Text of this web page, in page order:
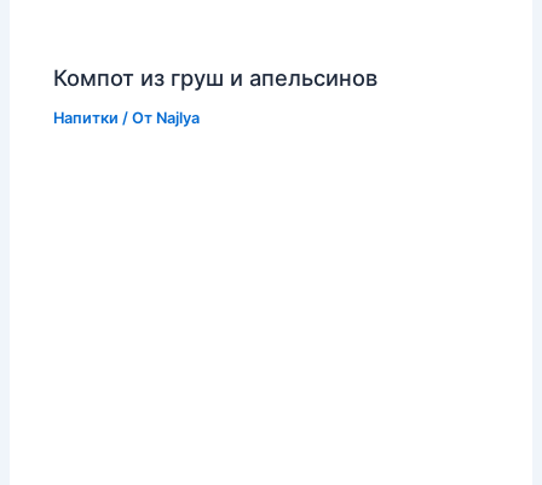
Компот из груш и апельсинов
Напитки / От Najlya